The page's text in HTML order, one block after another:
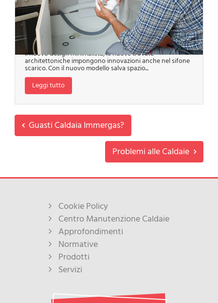
Il Sifone di Scarico
Il nuovo design minimalista, le nuove trovate
architettoniche impongono innovazioni anche nel sifone
scarico. Con il nuovo modello salva spazio...
Leggi tutto
Guasti Caldaia Immergas?
Problemi alle Caldaie
Cookie Policy
Centro Manutenzione Caldaie
Approfondimenti
Normative
Prodotti
Servizi